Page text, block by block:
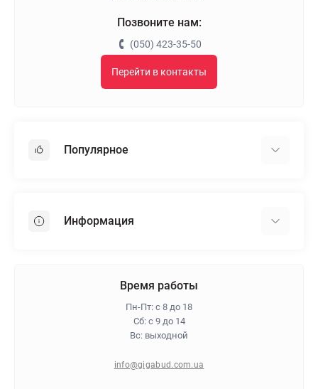
Позвоните нам:
(050) 423-35-50
Перейти в контакты
Популярное
Пенопласт
Информация
Политика конфиденциальности
Время работы
Пн-Пт: с 8 до 18
Сб: с 9 до 14
Вс: выходной
info@gigabud.com.ua